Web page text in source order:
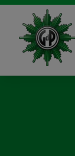
site_logo